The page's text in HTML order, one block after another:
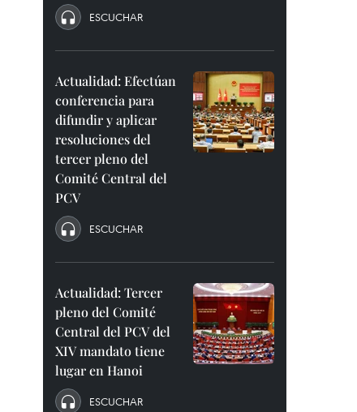
ESCUCHAR
Actualidad: Efectúan
conferencia para
difundir y aplicar
resoluciones del
tercer pleno del
Comité Central del
PCV
ESCUCHAR
Actualidad: Tercer
pleno del Comité
Central del PCV del
XIV mandato tiene
lugar en Hanoi
ESCUCHAR